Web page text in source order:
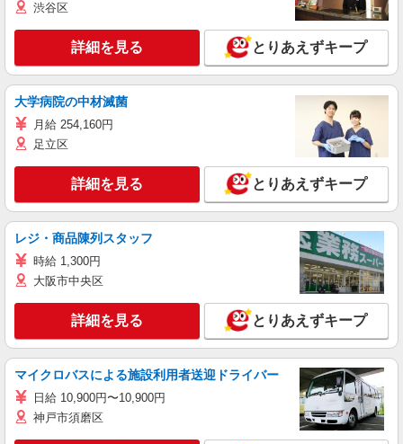
渋谷区
詳細を見る とりあえずキープ
大学病院の中材滅菌
月給 254,160円
足立区
詳細を見る とりあえずキープ
レジ・商品陳列スタッフ
時給 1,300円
大阪市中央区
詳細を見る とりあえずキープ
マイクロバスによる施設利用者送迎ドライバー
日給 10,900円〜10,900円
神戸市須磨区